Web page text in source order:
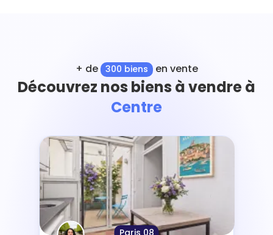
+ de 300 biens en vente
Découvrez nos biens à vendre à
Centre
Paris 08